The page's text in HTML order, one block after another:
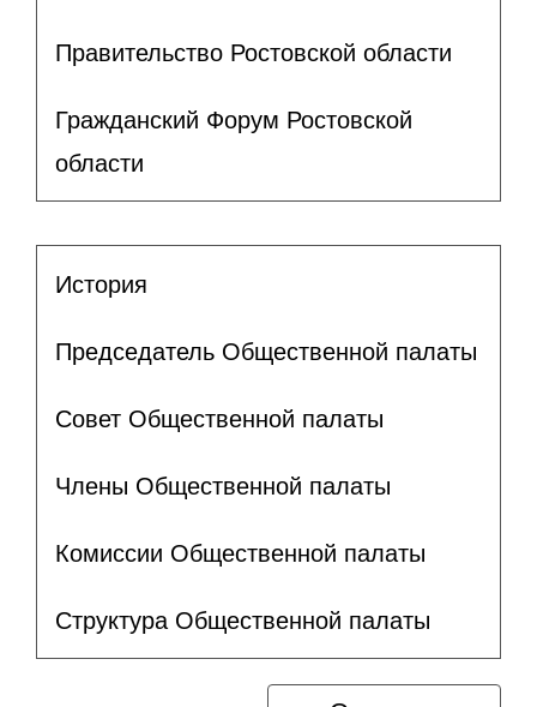
Правительство Ростовской области
Гражданский Форум Ростовской
области
История
Председатель Общественной палаты
Совет Общественной палаты
Члены Общественной палаты
Комиссии Общественной палаты
Структура Общественной палаты